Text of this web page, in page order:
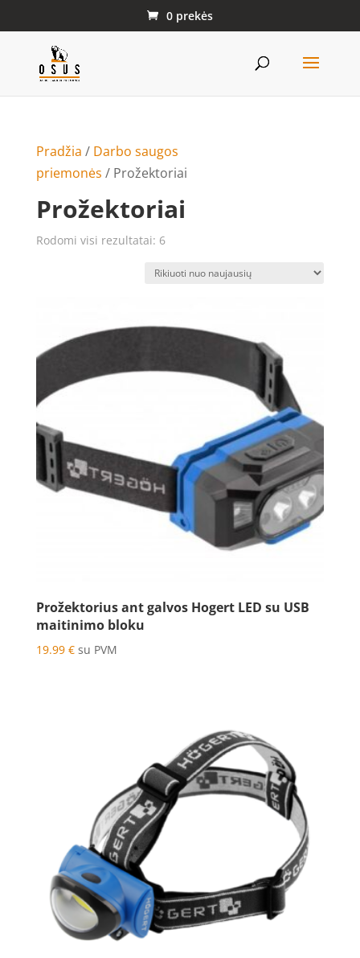
0 prekės
Pradžia / Darbo saugos
priemonės / Prožektoriai
Prožektoriai
Rodomi visi rezultatai: 6Rūšiuojama
Prožektorius ant galvos Hogert LED su USB
maitinimo bloku
19.99 € su PVM